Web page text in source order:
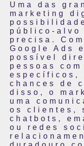
Uma das
marketing
público-alvo
precisa.
Google Ads
possível
pessoas
específicos,
chances de
disso, o
uma
os clientes,
chatbots,
ou redes